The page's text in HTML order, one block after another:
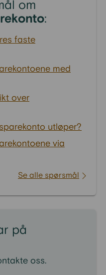
om
:
faste
med
over
utløper?
via
Se alle spørsmål
på
oss.